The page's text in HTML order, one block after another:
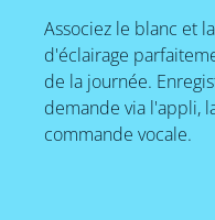
Associez le blanc et
d'éclairage
de la journée.
demande via l'appli,
commande vocale.